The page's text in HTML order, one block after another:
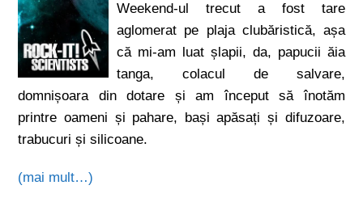
Weekend-ul trecut a fost tare
aglomerat pe plaja clubăristică, așa
că mi-am luat șlapii, da, papucii ăia
tanga, colacul de salvare,
domnișoara din dotare și am început să înotăm
printre oameni și pahare, bași apăsați și difuzoare,
trabucuri și silicoane.
(mai mult…)